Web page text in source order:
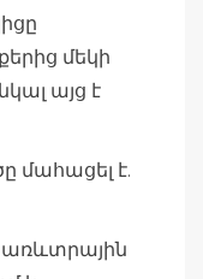
մեկի
այց է
մահացել է.
առևտրային